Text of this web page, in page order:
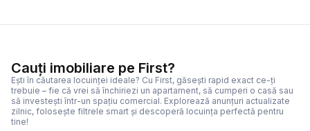
Cauți imobiliare pe First?
Ești în căutarea locuinței ideale? Cu First, găsești rapid exact ce-ți
trebuie – fie că vrei să închiriezi un apartament, să cumperi o casă sau
să investești într-un spațiu comercial. Explorează anunțuri actualizate
zilnic, folosește filtrele smart și descoperă locuința perfectă pentru
tine!